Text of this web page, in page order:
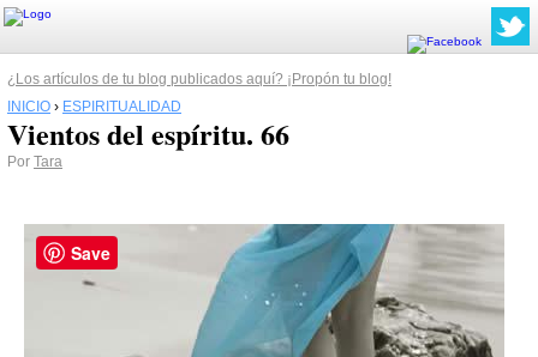
¿Los artículos de tu blog publicados aquí? ¡Propón tu blog!
INICIO › ESPIRITUALIDAD
Vientos del espíritu. 66
Por Tara
Save